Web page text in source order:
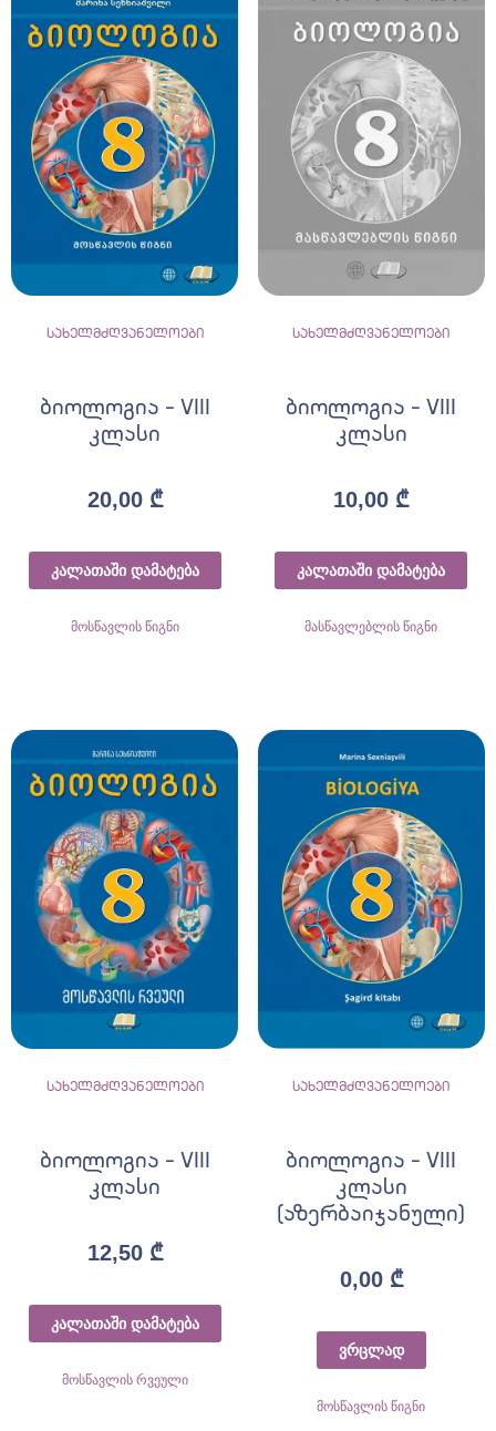
სახელმძღვანელოები
ბიოლოგია – VIII
კლასი
20,00 ₾
კალათაში დამატება
მოსწავლის წიგნი
სახელმძღვანელოები
ბიოლოგია – VIII
კლასი
10,00 ₾
კალათაში დამატება
მასწავლებლის წიგნი
სახელმძღვანელოები
ბიოლოგია – VIII
კლასი
12,50 ₾
კალათაში დამატება
მოსწავლის რვეული
სახელმძღვანელოები
ბიოლოგია – VIII
კლასი
(აზერბაიჯანული)
0,00 ₾
ვრცლად
მოსწავლის წიგნი